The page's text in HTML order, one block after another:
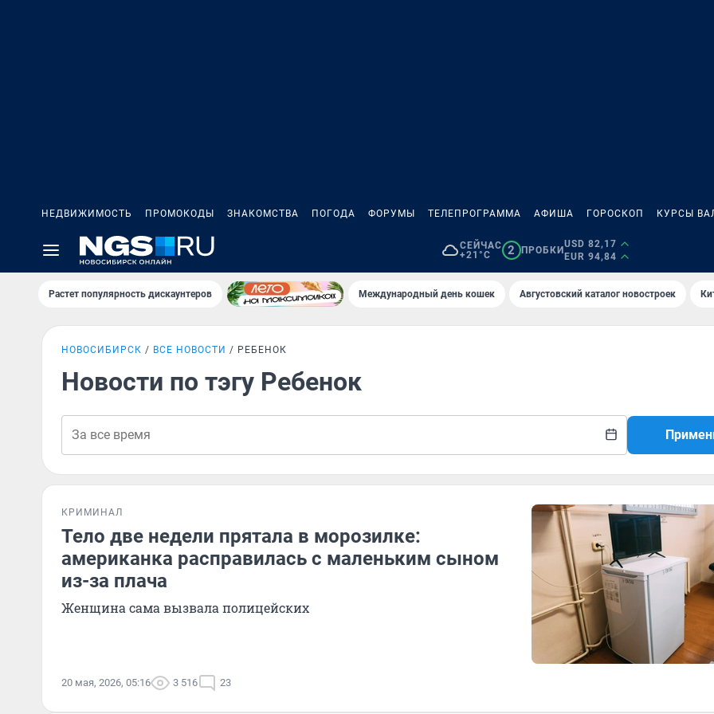
НЕДВИЖИМОСТЬ ПРОМОКОДЫ ЗНАКОМСТВА ПОГОДА ФОРУМЫ ТЕЛЕПРОГРАММА АФИША ГОРОСКОП КУРСЫ
СЕЙЧАС
+21°C
2 ПРОБКИ
USD 82,17
EUR 94,84
Растет популярность дискаунтеров Международный день кошек Августовский каталог новостроек
НОВОСИБИРСК ВСЕ НОВОСТИ РЕБЕНОК
Новости по тэгу Ребенок
КРИМИНАЛ
Тело две недели прятала в морозилке:
американка расправилась с маленьким сыном
из-за плача
Женщина сама вызвала полицейских
20 мая, 2026, 05:16 3 516 23